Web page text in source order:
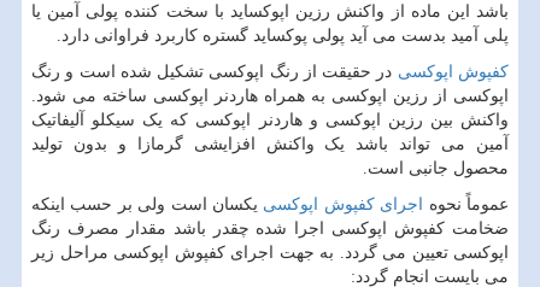
باشد این ماده از واکنش رزین اپوکساید با سخت کننده پولی آمین یا
پلی آمید بدست می آید پولی پوکساید گستره کاربرد فراوانی دارد.
کفپوش اپوکسی در حقیقت از رنگ اپوکسی تشکیل شده است و رنگ
اپوکسی از رزین اپوکسی به همراه هاردنر اپوکسی ساخته می شود.
واکنش بین رزین اپوکسی و هاردنر اپوکسی که یک سیکلو آلیفاتیک
آمین می تواند باشد یک واکنش افزایشی گرمازا و بدون تولید
محصول جانبی است.
عموماً نحوه اجرای کفپوش اپوکسی یکسان است ولی بر حسب اینکه
ضخامت کفپوش اپوکسی اجرا شده چقدر باشد مقدار مصرف رنگ
اپوکسی تعیین می گردد. به جهت اجرای کفپوش اپوکسی مراحل زیر
می بایست انجام گردد: